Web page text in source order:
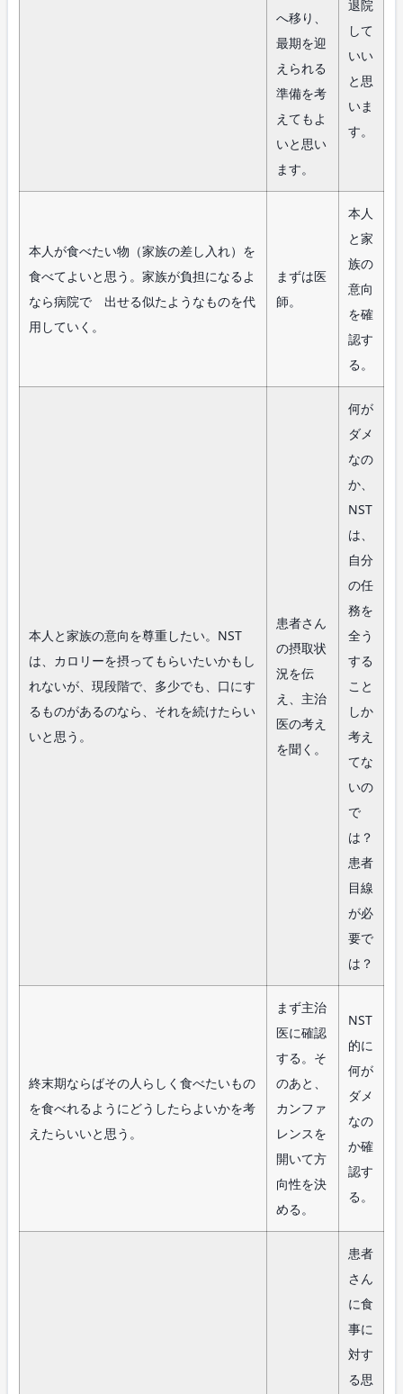
へ移り、
最期を迎
えられる
準備を考
えてもよ
いと思い
ます。
退院
して
いい
と思
いま
す。
本人が食べたい物（家族の差し入れ）を
食べてよいと思う。家族が負担になるよ
なら病院で 出せる似たようなものを代
用していく。
まずは医
師。
本人
と家
族の
意向
を確
認す
る。
本人と家族の意向を尊重したい。NST
は、カロリーを摂ってもらいたいかもし
れないが、現段階で、多少でも、口にす
るものがあるのなら、それを続けたらい
いと思う。
患者さん
の摂取状
況を伝
え、主治
医の考え
を聞く。
何が
ダメ
なの
か、
NST
は、
自分
の任
務を
全う
する
こと
しか
考え
てな
いの
で
は？
患者
目線
が必
要で
は？
終末期ならばその人らしく食べたいもの
を食べれるようにどうしたらよいかを考
えたらいいと思う。
まず主治
医に確認
する。そ
のあと、
カンファ
レンスを
開いて方
向性を決
める。
NST
的に
何が
ダメ
なの
か確
認す
る。
患者
さん
に食
事に
対す
る思